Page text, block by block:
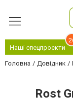
Наші спецпроєкти
Головна Довідник
Rost